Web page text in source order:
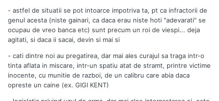
- astfel de situatii se pot intoarce impotriva ta, pt ca infractorii de
genul acesta (niste gainari, ca daca erau niste hoti "adevarati" se
ocupau de vreo banca etc) sunt precum un roi de viespi... deja
agitati, si daca ii sacai, devin si mai si
- cati dintre noi au pregatirea, dar mai ales curajul sa traga intr-o
tinta aflata in miscare, intr-un spatiu atat de stramt, printre victime
inocente, cu munitie de razboi, de un calibru care abia daca
opreste un caine (ex. GIGI KENT)